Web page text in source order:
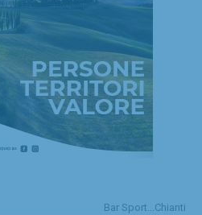
Bar Sport...Chianti